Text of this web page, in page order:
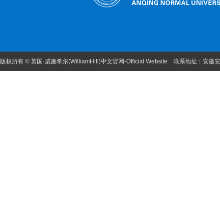
版权所有 © 英国·威廉希尔(WilliamHill)中文官网-Official Website 联系地址：安徽